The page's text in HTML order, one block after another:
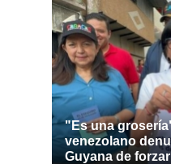
"Es una
venezolano
Guyana de